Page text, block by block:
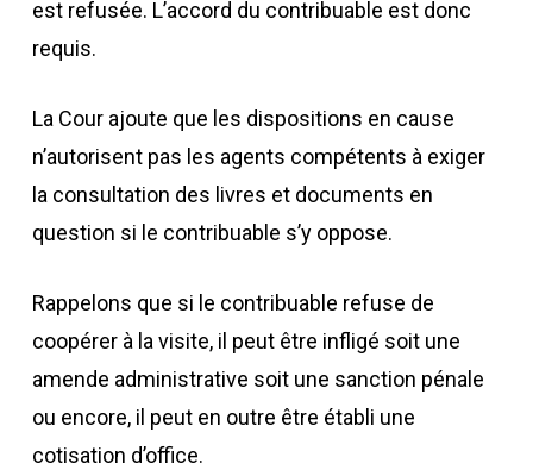
est refusée. L’accord du contribuable est donc
requis.
La Cour ajoute que les dispositions en cause
n’autorisent pas les agents compétents à exiger
la consultation des livres et documents en
question si le contribuable s’y oppose.
Rappelons que si le contribuable refuse de
coopérer à la visite, il peut être infligé soit une
amende administrative soit une sanction pénale
ou encore, il peut en outre être établi une
cotisation d’office.